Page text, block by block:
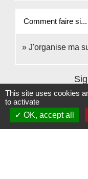
Comment faire si...
J'organise ma
This site uses cookies
to activate
OK, accept all